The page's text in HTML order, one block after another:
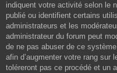
indiquent votre activité selon le
publié ou identifient certains
administrateurs et les
administrateur du forum peut
de ne pas abuser de ce
afin d’augmenter votre rang sur
toléreront pas ce procédé et un